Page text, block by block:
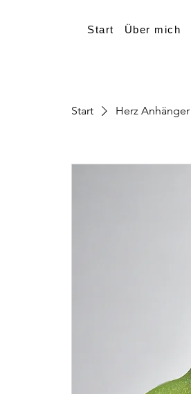
Start Über mich
Start Herz Anhänger